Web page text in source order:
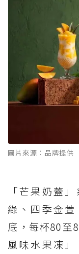
圖片來源：品牌提供
「芒果奶蓋
綠、四季金
底，每杯80至
風味水果凍